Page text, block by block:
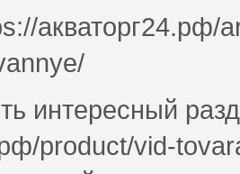
акваторг24.рф/
интересный
product/vid-